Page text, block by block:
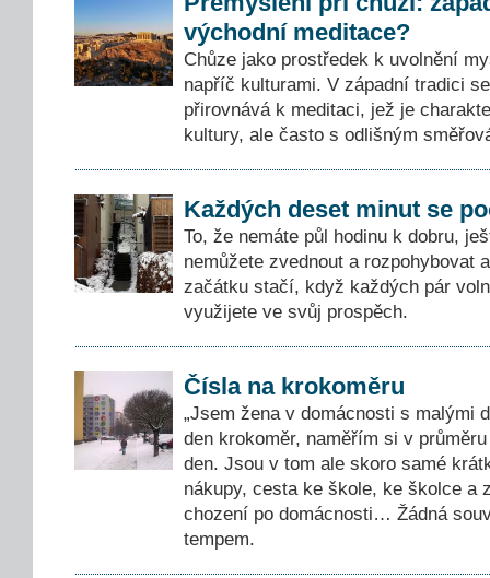
východní meditace?
Chůze jako prostředek k uvolnění
napříč kulturami. V západní tradici
přirovnává k meditaci, jež je
kultury, ale často s odlišným
Každých deset minut se
To, že nemáte půl hodinu k dobru,
nemůžete zvednout a rozpohybovat
začátku stačí, když každých pár
využijete ve svůj prospěch.
Čísla na krokoměru
„Jsem žena v domácnosti s malými
den krokoměr, naměřím si v
den. Jsou v tom ale skoro samé
nákupy, cesta ke škole, ke školce a
chození po domácnosti… Žádná
tempem.